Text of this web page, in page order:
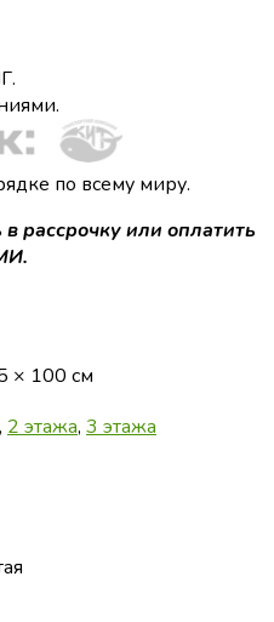
по всему миру.
рассрочку или оплатить
× 100 см
, 2 этажа, 3 этажа